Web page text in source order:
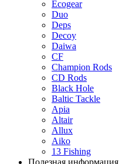
Ecogear
Duo
Deps
Decoy
Daiwa
CF
Champion Rods
CD Rods
Black Hole
Baltic Tackle
Apia
Altair
Allux
Aiko
13 Fishing
Полезная информация